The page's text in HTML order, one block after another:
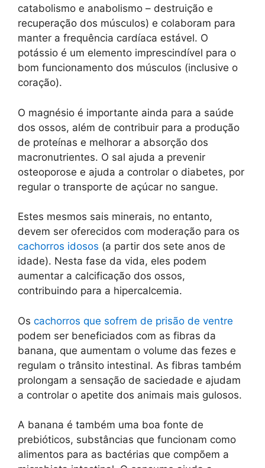
catabolismo e anabolismo – destruição e
recuperação dos músculos) e colaboram para
manter a frequência cardíaca estável. O
potássio é um elemento imprescindível para o
bom funcionamento dos músculos (inclusive o
coração).
O magnésio é importante ainda para a saúde
dos ossos, além de contribuir para a produção
de proteínas e melhorar a absorção dos
macronutrientes. O sal ajuda a prevenir
osteoporose e ajuda a controlar o diabetes, por
regular o transporte de açúcar no sangue.
Estes mesmos sais minerais, no entanto,
devem ser oferecidos com moderação para os
cachorros idosos (a partir dos sete anos de
idade). Nesta fase da vida, eles podem
aumentar a calcificação dos ossos,
contribuindo para a hipercalcemia.
Os cachorros que sofrem de prisão de ventre
podem ser beneficiados com as fibras da
banana, que aumentam o volume das fezes e
regulam o trânsito intestinal. As fibras também
prolongam a sensação de saciedade e ajudam
a controlar o apetite dos animais mais gulosos.
A banana é também uma boa fonte de
prebióticos, substâncias que funcionam como
alimentos para as bactérias que compõem a